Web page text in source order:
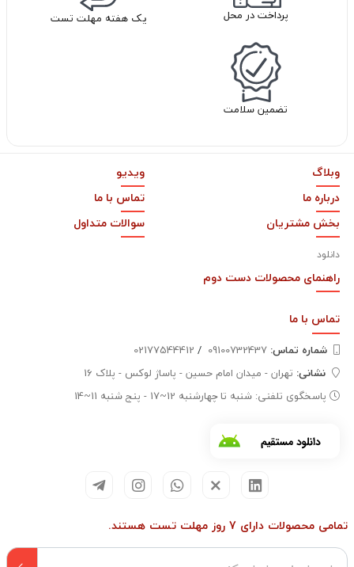
پرداخت در محل یک هفته مهلت تست
تضمین سلامت
وبلاگ
ویدیو
درباره ما
تماس با ما
بخش مشتریان
دانلود
سوالات متداول
راهنمای محصولات دست دوم
تماس با ما
شماره تماس‌: /
02177544412
نشانی: تهران - میدان امام حسین - پاساژ لوکس - پلاک 16
پاسخگوی تلفنی: شنبه تا چهارشنبه 12~17 - پنج شنبه 11~14
تمامی محصولات دارای 7 روز مهلت تست هستند.